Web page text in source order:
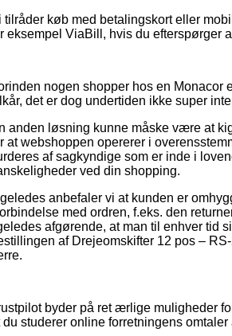
tilråder køb med betalingskort eller
eksempel ViaBill, hvis du efterspørger
nogen shopper hos en
det er dog undertiden ikke super
anden løsning kunne måske være at
at webshoppen opererer i
af sagkyndige som er inde i
ved din shopping.
anbefaler vi at kunden er
med ordren, f.eks. den
afgørende, at man til enhver tid
af Drejeomskifter 12 pos –
byder på ret ærlige muligheder
du studerer online forretningens